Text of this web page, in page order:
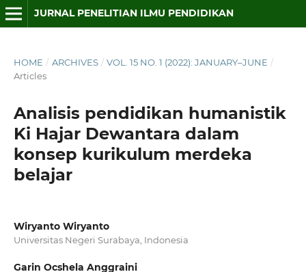
JURNAL PENELITIAN ILMU PENDIDIKAN
HOME / ARCHIVES / VOL. 15 NO. 1 (2022): JANUARY–JUNE /
Articles
Analisis pendidikan humanistik
Ki Hajar Dewantara dalam
konsep kurikulum merdeka
belajar
Wiryanto Wiryanto
Universitas Negeri Surabaya, Indonesia
Garin Ocshela Anggraini